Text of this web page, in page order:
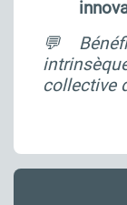
💬
collective